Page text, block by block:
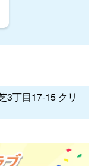
3丁目17-15 クリ